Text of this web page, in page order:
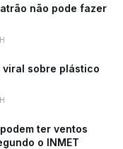
não pode fazer
viral sobre plástico
ter ventos
o INMET